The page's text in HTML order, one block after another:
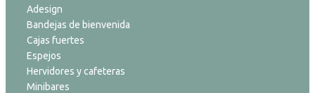
Adesign
Bandejas de bienvenida
Cajas fuertes
Espejos
Hervidores y cafeteras
Minibares